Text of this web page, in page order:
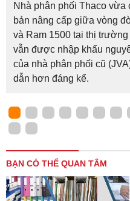
Nhà phân phối Thaco
bản nâng cấp giữa vòng
và Ram 1500 tại thị
vẫn được nhập khẩu
của nhà phân phối cũ
dẫn hơn đáng kể.
BẠN CÓ THỂ QUAN TÂM